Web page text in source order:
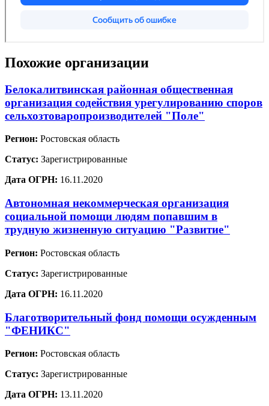
Похожие организации
Белокалитвинская районная общественная
организация содействия урегулированию споров
сельхозтоваропроизводителей "Поле"
Регион: Ростовская область
Статус: Зарегистрированные
Дата ОГРН: 16.11.2020
Автономная некоммерческая организация
социальной помощи людям попавшим в
трудную жизненную ситуацию "Развитие"
Регион: Ростовская область
Статус: Зарегистрированные
Дата ОГРН: 16.11.2020
Благотворительный фонд помощи осужденным
"ФЕНИКС"
Регион: Ростовская область
Статус: Зарегистрированные
Дата ОГРН: 13.11.2020